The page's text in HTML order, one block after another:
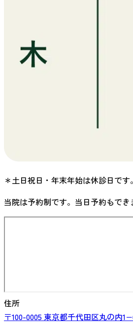
＊土日祝日・年末年始は休診日です。
当院は予約制です。当日予約もで
住所
〒100-0005東京都千代田区丸の内